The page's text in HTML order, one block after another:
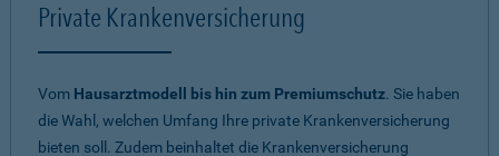
Private Krankenversicherung
Vom Hausarztmodell bis hin zum Premiumschutz. Sie haben
die Wahl, welchen Umfang Ihre private Krankenversicherung
bieten soll. Zudem beinhaltet die Krankenversicherung